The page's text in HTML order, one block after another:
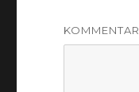
KOMMENTAR